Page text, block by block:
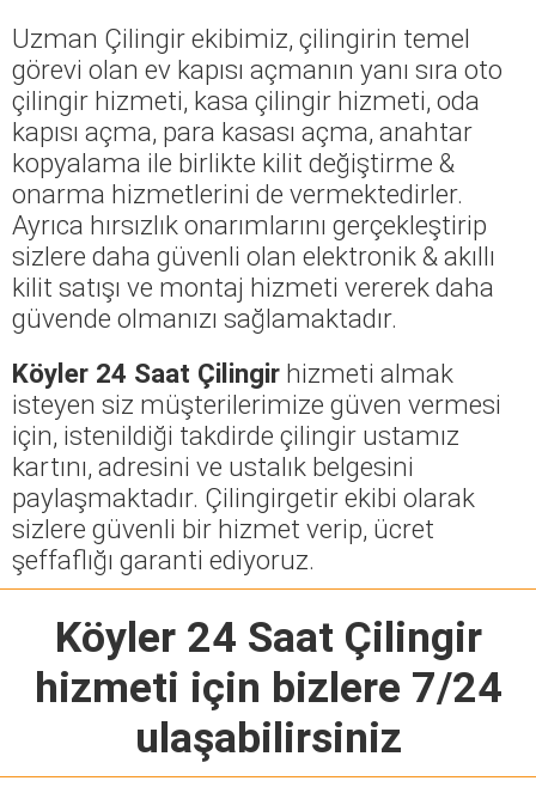
Uzman Çilingir ekibimiz, çilingirin temel
görevi olan ev kapısı açmanın yanı sıra oto
çilingir hizmeti, kasa çilingir hizmeti, oda
kapısı açma, para kasası açma, anahtar
kopyalama ile birlikte kilit değiştirme &
onarma hizmetlerini de vermektedirler.
Ayrıca hırsızlık onarımlarını gerçekleştirip
sizlere daha güvenli olan elektronik & akıllı
kilit satışı ve montaj hizmeti vererek daha
güvende olmanızı sağlamaktadır.
Köyler 24 Saat Çilingir hizmeti almak
isteyen siz müşterilerimize güven vermesi
için, istenildiği takdirde çilingir ustamız
kartını, adresini ve ustalık belgesini
paylaşmaktadır. Çilingirgetir ekibi olarak
sizlere güvenli bir hizmet verip, ücret
şeffaflığı garanti ediyoruz.
Köyler 24 Saat Çilingir
hizmeti için bizlere 7/24
ulaşabilirsiniz